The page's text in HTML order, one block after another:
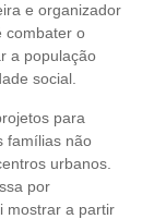
e organizador
combater o
a população
social.
para
famílias não
urbanos.
por
mostrar a partir